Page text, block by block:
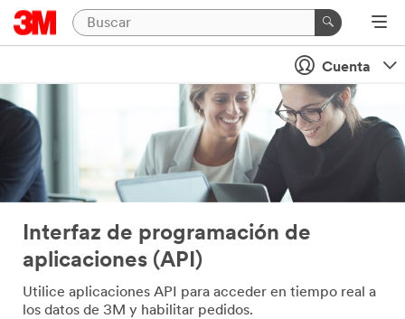
Cuenta
Interfaz de programación de
aplicaciones (API)
Utilice aplicaciones API para acceder en tiempo real a
los datos de 3M y habilitar pedidos.